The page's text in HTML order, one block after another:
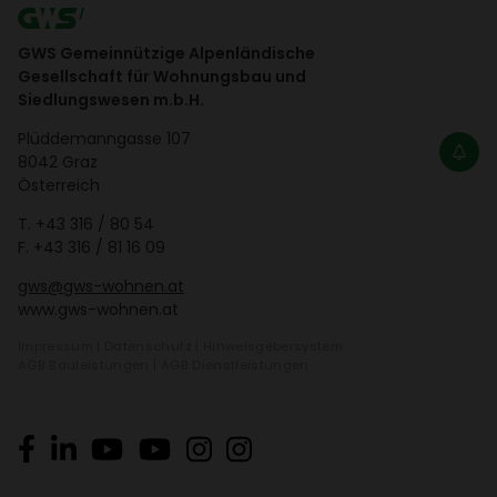
GWS Gemeinnützige Alpenländische
Gesellschaft für Wohnungsbau und
Siedlungswesen m.b.H.
Plüd­de­mann­gasse 107
8042 Graz
Öster­reich
T. +43 316 / 80 54
F. +43 316 / 81 16 09
gws@gws-wohnen.at
www.gws-wohnen.at